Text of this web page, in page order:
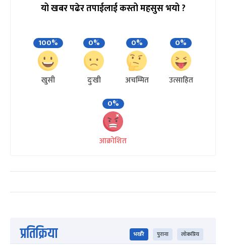
यो खबर पढेर तपाईलाई कस्तो महसुस भयो ?
100%
खुसी
0%
दुःखी
0%
अचम्मित
0%
उत्साहित
0%
आक्रोशित
प्रतिक्रिया भर्खरै पुराना लोकप्रिय